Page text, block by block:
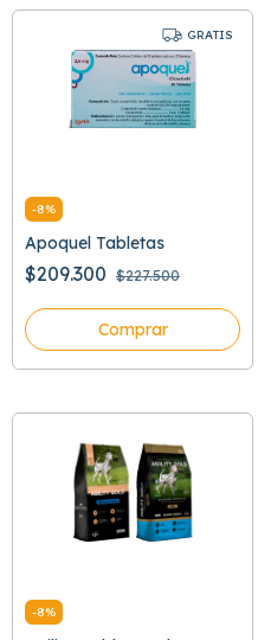
GRATIS
-8%
Apoquel Tabletas
$209.300 $227.500
Comprar
-8%